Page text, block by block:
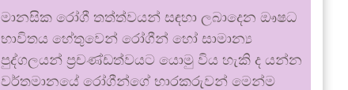
මානසික රෝගී තත්ත්වයන් සඳහා ලබාදෙන ඖෂධ
භාවිතය හේතුවෙන් රෝගීන් හෝ සාමාන්‍ය
පුද්ගලයන් ප්‍රචණ්ඩත්වයට යොමු විය හැකි ද යන්න
වර්තමානයේ රෝගීන්ගේ භාරකරුවන් මෙන්ම